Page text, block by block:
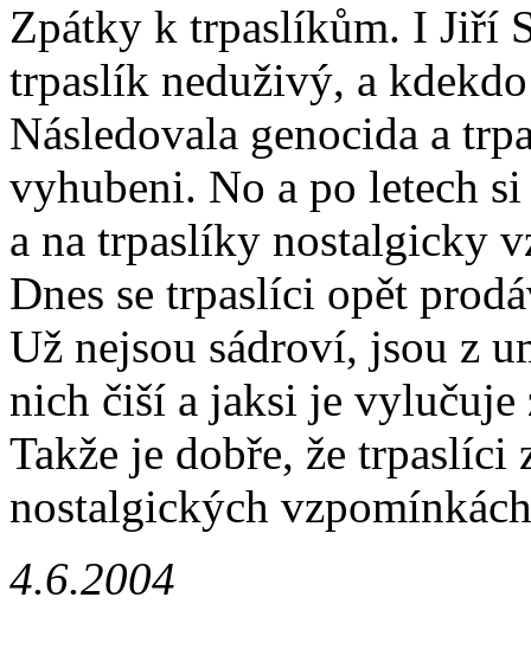
Zpátky k trpaslíkům. I Jiří
trpaslík neduživý, a
Následovala genocida a
vyhubeni. No a po letech
a na trpaslíky nostalgicky
Dnes se trpaslíci opět
Už nejsou sádroví, jsou z
nich čiší a jaksi je vylučuje
Takže je dobře, že trpaslíci
nostalgických
4.6.2004